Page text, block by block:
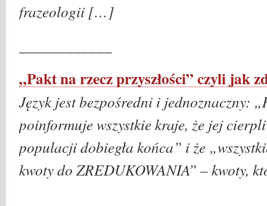
frazeologii […]
„Pakt na rzecz przyszłości” czyli jak
Język jest bezpośredni i jednoznaczny:
poinformuje wszystkie kraje, że jej
populacji dobiegła końca” i że
kwoty do ZREDUKOWANIA” – kwoty,